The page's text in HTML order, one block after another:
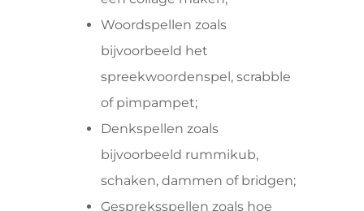
Woordspellen zoals
bijvoorbeeld het
spreekwoordenspel, scrabble
of pimpampet;
Denkspellen zoals
bijvoorbeeld rummikub,
schaken, dammen of bridgen;
Gespreksspellen zoals hoe